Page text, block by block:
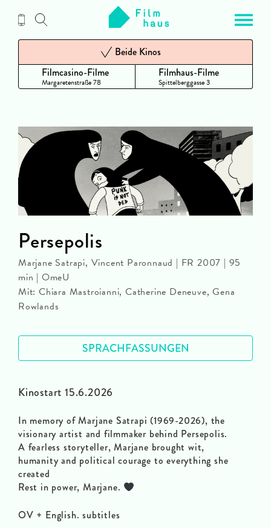
Inhalt
Filmcasino-Filme
Margaretenstraße 78
Beide Kinos
Filmhaus-Filme
Spittelberggasse 3
Kinostart 15.6.2026
In memory of Marjane Satrapi (1969-2026), the
visionary artist and filmmaker behind Persepolis.
A fearless storyteller, Marjane brought wit,
humanity and political courage to everything she
created
Rest in power, Marjane.
OV + English. subtitles
Persepolis
Marjane Satrapi, Vincent Paronnaud | FR 2007 | 95
min | OmeU
Mit: Chiara Mastroianni, Catherine Deneuve, Gena
Rowlands
SPRACHFASSUNGEN